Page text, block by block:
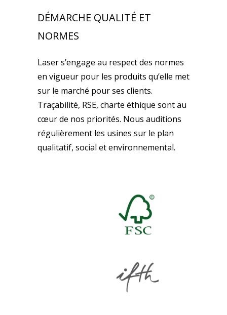
DÉMARCHE QUALITÉ ET
NORMES
Laser s’engage au respect des normes
en vigueur pour les produits qu’elle met
sur le marché pour ses clients.
Traçabilité, RSE, charte éthique sont au
cœur de nos priorités. Nous auditions
régulièrement les usines sur le plan
qualitatif, social et environnemental.